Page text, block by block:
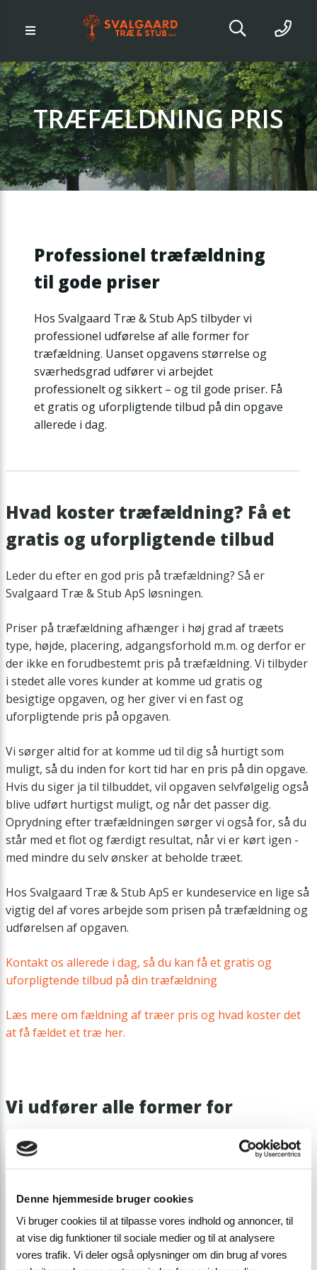
Denne hjemmeside bruger cookies
Vi bruger cookies til at tilpasse vores indhold og annoncer, til
at vise dig funktioner til sociale medier og til at analysere
vores trafik. Vi deler også oplysninger om din brug af vores
TRÆFÆLDNING PRIS
Professionel træfældning
til gode priser
Hos Svalgaard Træ & Stub ApS tilbyder vi
professionel udførelse af alle former for
træfældning. Uanset opgavens størrelse og
sværhedsgrad udfører vi arbejdet
professionelt og sikkert – og til gode priser. Få
et gratis og uforpligtende tilbud på din opgave
allerede i dag.
Hvad koster træfældning? Få et
gratis og uforpligtende tilbud
Leder du efter en god pris på træfældning? Så er
Svalgaard Træ & Stub ApS løsningen.
Priser på træfældning afhænger i høj grad af træets
type, højde, placering, adgangsforhold m.m. og derfor er
der ikke en forudbestemt pris på træfældning. Vi tilbyder
i stedet alle vores kunder at komme ud gratis og
besigtige opgaven, og her giver vi en fast og
uforpligtende pris på opgaven.
Vi sørger altid for at komme ud til dig så hurtigt som
muligt, så du inden for kort tid har en pris på din opgave.
Hvis du siger ja til tilbuddet, vil opgaven selvfølgelig også
blive udført hurtigst muligt, og når det passer dig.
Oprydning efter træfældningen sørger vi også for, så du
står med et flot og færdigt resultat, når vi er kørt igen -
med mindre du selv ønsker at beholde træet.
Hos Svalgaard Træ & Stub ApS er kundeservice en lige så
vigtig del af vores arbejde som prisen på træfældning og
udførelsen af opgaven.
Kontakt os allerede i dag, så du kan få et gratis og
uforpligtende tilbud på din træfældning
Læs mere om fældning af træer pris og hvad koster det
at få fældet et træ her.
Vi udfører alle former for
Hos Svalgaard Træ & Stub ApS er vores ekspertise ikke
haverydning, topkapning og alle andre former for
træservice for både private, erhverv og det offentlige.
Vi tilbyder blandt andet: